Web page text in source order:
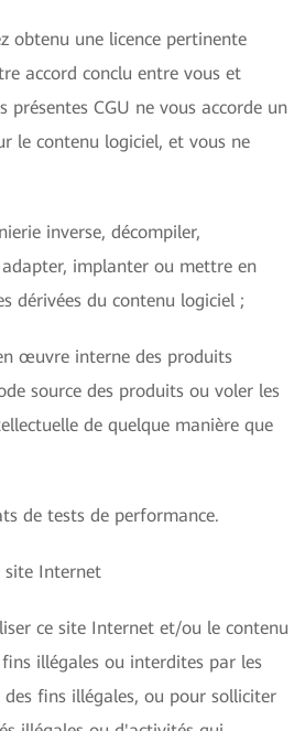
obtenu une licence pertinente
accord conclu entre vous et
présentes CGU ne vous accorde un
le contenu logiciel, et vous ne
inverse, décompiler,
adapter, implanter ou mettre en
dérivées du contenu logiciel ;
œuvre interne des produits
source des produits ou voler les
de quelque manière que
de tests de performance.
site Internet
ce site Internet et/ou le contenu
illégales ou interdites par les
fins illégales, ou pour solliciter